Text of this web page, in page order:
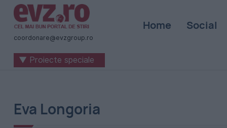
Știri
naționale
internaționale
România
-
coordonare@evzgroup.ro
Home Social
▼ Proiecte speciale
Eva Longoria